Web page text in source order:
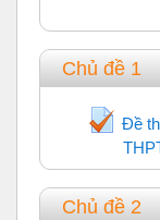
Chủ đề 1
Đề
Chủ đề 2